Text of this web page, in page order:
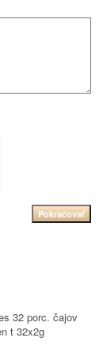
Pokračovať